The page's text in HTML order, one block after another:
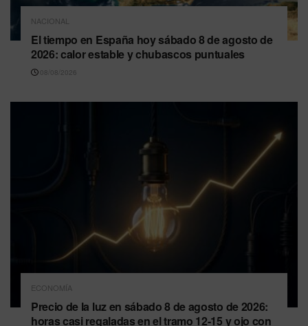
NACIONAL
El tiempo en España hoy sábado 8 de agosto de
2026: calor estable y chubascos puntuales
08/08/2026
ECONOMÍA
Precio de la luz en sábado 8 de agosto de 2026:
horas casi regaladas en el tramo 12-15 y ojo con